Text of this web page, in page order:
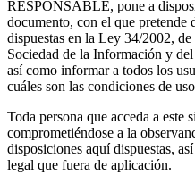
RESPONSABLE, pone a
documento, con el que pretende
dispuestas en la Ley 34/2002,
Sociedad de la Información y
así como informar a todos los
cuáles son las condiciones de
Toda persona que acceda a este
comprometiéndose a la
disposiciones aquí dispuestas,
legal que fuera de aplicación.